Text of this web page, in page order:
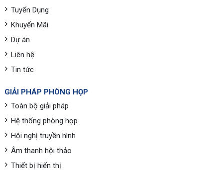
Tuyển Dụng
Khuyến Mãi
Dự án
Liên hệ
Tin tức
GIẢI PHÁP PHÒNG HỌP
Toàn bộ giải pháp
Hệ thống phòng họp
Hội nghị truyền hình
Âm thanh hội thảo
Thiết bị hiển thị